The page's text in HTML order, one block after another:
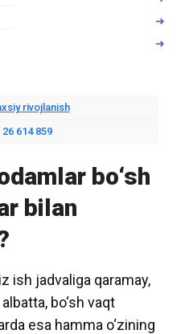
rivojlanish
614 859
bo‘sh
bilan
ish jadvaliga qaramay,
bo‘sh vaqt
esa hamma o‘zining